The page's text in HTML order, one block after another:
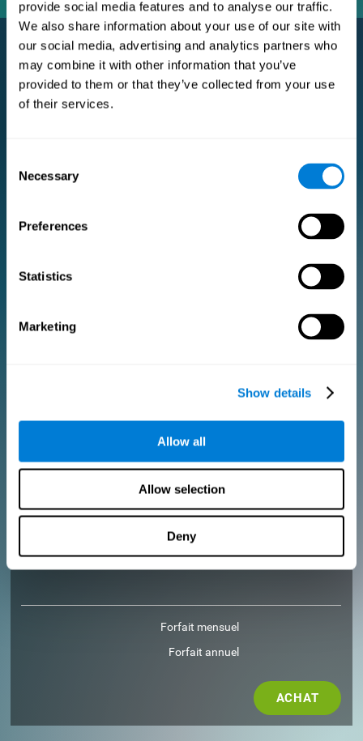
provide social media features and to analyse our traffic.
We also share information about your use of our site with
our social media, advertising and analytics partners who
may combine it with other information that you’ve
provided to them or that they’ve collected from your use
of their services.
Selection
Necessary
Preferences
Statistics
Marketing
Show details
Allow all
Allow selection
Deny
Subscription Pro Premium
L'abonnement Premium pour les chercheurs et les
Ajoutez votre logo
Créer un entraînement personnalisé
2 licences GRATUITES pour vous aider à démarrer
Créer un entraînement personnalisé
Obtenez une réduction de 10% sur toutes les futures licences
2 licences GRATUITES pour vous aider à démarrer
Forfait mensuel
Forfait annuel
ACHAT